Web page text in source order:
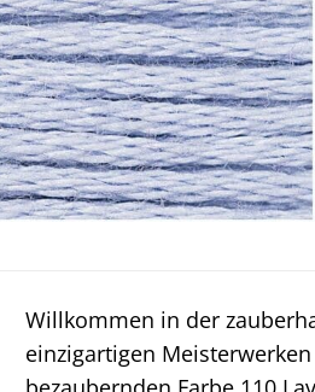
Willkommen in der
einzigartigen